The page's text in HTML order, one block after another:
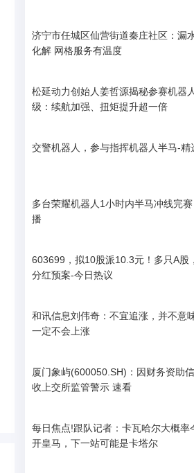
济宁市任城区仙营街道秦庄社区：漏
化解 网格服务有温度
松延动力创始人姜哲源揭秘参赛机器
级：续航加强、扭矩提升超一倍
交警机器人，参与指挥机器人半马-精
多台荣耀机器人1小时内半马冲线完
播
603699，拟10股派10.3元！多只A股
分红预案-今日热议
和讯信息刘伟奇：不宜追涨，并不意
一定不会上涨
厦门象屿(600050.SH)：因财务资助
收上交所监管警示 速看
每日焦点!跟队记者：卡瓦哈尔大概率
开皇马，下一站可能是卡塔尔